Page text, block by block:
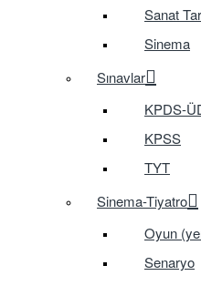
Sanat
Sinema
Sınavlar
KPDS-
KPSS
TYT
Sinema-Tiyatro
Oyun
Senaryo